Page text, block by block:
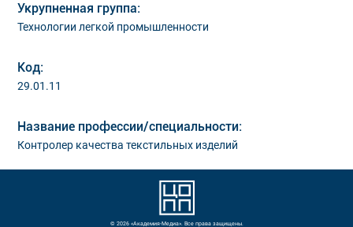
Укрупненная группа:
Технологии легкой промышленности
Код:
29.01.11
Название профессии/специальности:
Контролер качества текстильных изделий
© 2026 «Академия-Медиа». Все права защищены.